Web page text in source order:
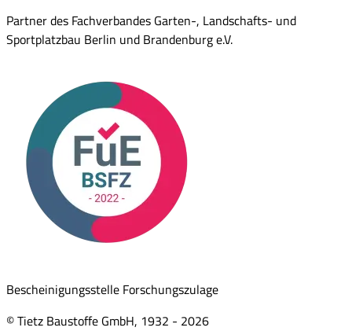
Partner des Fachverbandes Garten-, Landschafts- und
Sportplatzbau Berlin und Brandenburg e.V.
Bescheinigungsstelle Forschungszulage
© Tietz Baustoffe GmbH, 1932 - 2026